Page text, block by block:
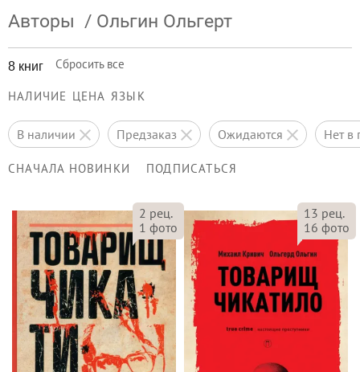
Авторы / Ольгин Ольгерт
8 книг Сбросить все
НАЛИЧИЕ ЦЕНА ЯЗЫК
в наличии предзаказ ожидаются нет
СНАЧАЛА НОВИНКИ ПОДПИСАТЬСЯ
2 рец.
1 фото
13 рец.
16 фото